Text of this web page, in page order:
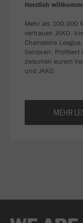
Herzlich
Mehr als 100.000
vertrauen JAKO.
Champions
Senioren. Profitiert
zwischen eurem
und JAKO.
MEHR